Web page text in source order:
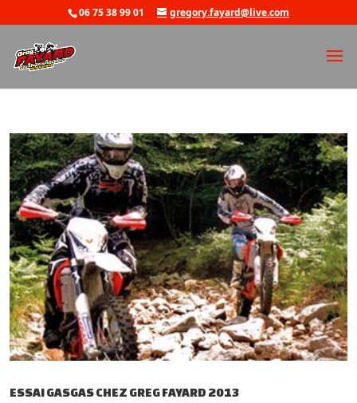
06 75 38 99 01 gregory.fayard@live.com
ESSAI GASGAS CHEZ GREG FAYARD 2013